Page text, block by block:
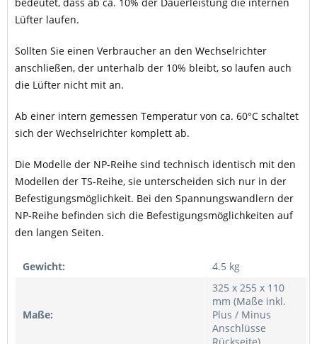
Lüfter laufen.
Sollten Sie einen Verbraucher an den Wechselrichter
anschließen, der unterhalb der 10% bleibt, so laufen auch
die Lüfter nicht mit an.
Ab einer intern gemessen Temperatur von ca. 60°C schaltet
sich der Wechselrichter komplett ab.
Die Modelle der NP-Reihe sind technisch identisch mit den
Modellen der TS-Reihe, sie unterscheiden sich nur in der
Befestigungsmöglichkeit. Bei den Spannungswandlern der
NP-Reihe befinden sich die Befestigungsmöglichkeiten auf
den langen Seiten.
Gewicht: 4.5 kg
Maße:
325 x 255 x 110
mm (Maße inkl.
Plus / Minus
Anschlüsse